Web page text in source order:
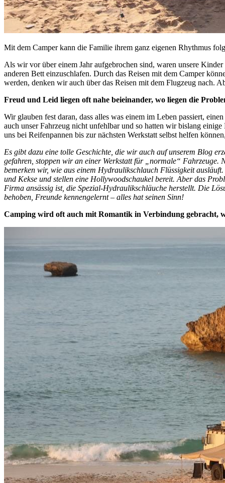
Mit dem Camper kann die Familie ihrem ganz eigenen Rhythmus
Als wir vor über einem Jahr aufgebrochen sind, waren unsere
anderen Bett einzuschlafen. Durch das Reisen mit dem Camper
werden, denken wir auch über das Reisen mit dem Flugzeug nach.
Freud und Leid liegen oft nahe beieinander, wo liegen die
Wir glauben fest daran, dass alles was einem im Leben passiert,
auch unser Fahrzeug nicht unfehlbar und so hatten wir bislang
uns bei Reifenpannen bis zur nächsten Werkstatt selbst helfen
Es gibt dazu eine tolle Geschichte, die wir auch auf unserem Blog
gefahren, stoppen wir an einer Werkstatt für „normale“
bemerken wir, wie aus einem Hydraulikschlauch Flüssigkeit
und Kekse und stellen eine Hollywoodschaukel bereit. Aber das
Firma ansässig ist, die Spezial-Hydraulikschläuche herstellt. Die
behoben, Freunde kennengelernt – alles hat seinen Sinn!
Camping wird oft auch mit Romantik in Verbindung gebracht,